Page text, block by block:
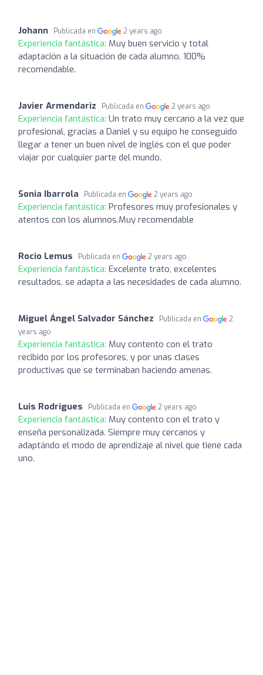
Johann Publicada en 2 years ago
Experiencia fantástica: Muy buen servicio y total
adaptación a la situación de cada alumno. 100%
recomendable.
Javier Armendariz Publicada en 2 years ago
Experiencia fantástica: Un trato muy cercano a la vez que
profesional, gracias a Daniel y su equipo he conseguido
llegar a tener un buen nivel de inglés con el que poder
viajar por cualquier parte del mundo.
Sonia Ibarrola Publicada en 2 years ago
Experiencia fantástica: Profesores muy profesionales y
atentos con los alumnos.Muy recomendable
Rocio Lemus Publicada en 2 years ago
Experiencia fantástica: Excelente trato, excelentes
resultados, se adapta a las necesidades de cada alumno.
Miguel Ángel Salvador Sánchez Publicada en
2
years ago
Experiencia fantástica: Muy contento con el trato
recibido por los profesores, y por unas clases
productivas que se terminaban haciendo amenas.
Luis Rodrigues Publicada en 2 years ago
Experiencia fantástica: Muy contento con el trato y
enseña personalizada. Siempre muy cercanos y
adaptándo el modo de aprendizaje al nivel que tiene cada
uno.